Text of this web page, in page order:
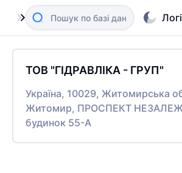
ТОВ "ГІДРАВЛІКА - ГРУП"
Україна, 10029, Житомирська
Житомир, ПРОСПЕКТ
будинок 55-А